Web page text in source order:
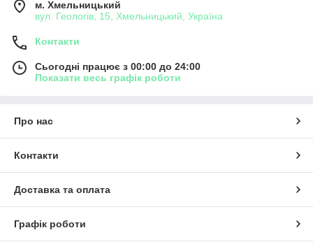
м. Хмельницький
вул. Геологів, 15, Хмельницький, Україна
Контакти
Сьогодні працює з 00:00 до 24:00
Показати весь графік роботи
Про нас
Контакти
Доставка та оплата
Графік роботи